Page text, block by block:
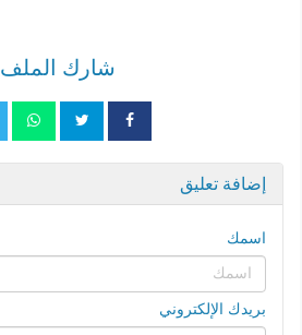
شارك الملف
إضافة تعليق
اسمك
بريدك الإلكتروني